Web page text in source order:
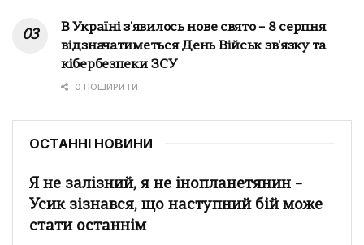
В Україні з'явилось нове свято – 8 серпня
відзначатиметься День Військ зв'язку та
кібербезпеки ЗСУ
0 ПОШИРИТИ
ОСТАННІ НОВИНИ
Я не залізний, я не інопланетянин –
Усик зізнався, що наступний бій може
стати останнім